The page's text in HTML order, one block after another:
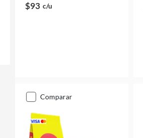
$93 c/u
comparar